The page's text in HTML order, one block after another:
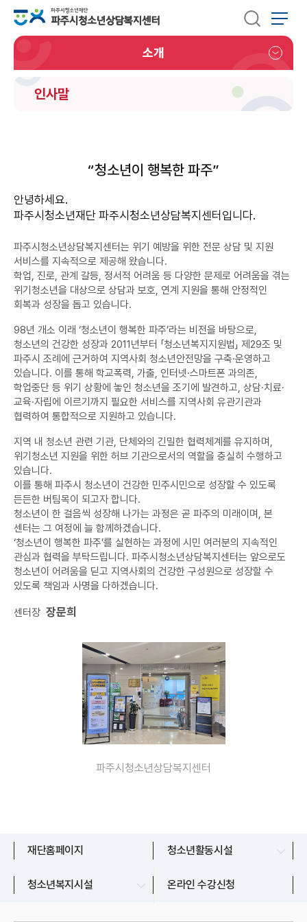
소개
인사말
“청소년이 행복한 파주”
안녕하세요.
파주시청소년재단 파주시청소년상담복지센터입니다.
파주시청소년상담복지센터는 위기 예방을 위한 전문 상담 및 지원
서비스를 지속적으로 제공해 왔습니다.
학업, 진로, 관계 갈등, 정서적 어려움 등 다양한 문제로 어려움을 겪는
위기청소년을 대상으로 상담과 보호, 연계 지원을 통해 안정적인
회복과 성장을 돕고 있습니다.
98년 개소 이래 ‘청소년이 행복한 파주’라는 비전을 바탕으로,
청소년의 건강한 성장과 2011년부터 「청소년복지지원법」 제29조 및
파주시 조례에 근거하여 지역사회 청소년안전망을 구축·운영하고
있습니다. 이를 통해 학교폭력, 가출, 인터넷·스마트폰 과의존,
학업중단 등 위기 상황에 놓인 청소년을 조기에 발견하고, 상담·치료·
교육·자립에 이르기까지 필요한 서비스를 지역사회 유관기관과
협력하여 통합적으로 지원하고 있습니다.
지역 내 청소년 관련 기관, 단체와의 긴밀한 협력체계를 유지하며,
위기청소년 지원을 위한 허브 기관으로서의 역할을 충실히 수행하고
있습니다.
이를 통해 파주시 청소년이 건강한 민주시민으로 성장할 수 있도록
든든한 버팀목이 되고자 합니다.
청소년이 한 걸음씩 성장해 나가는 과정은 곧 파주의 미래이며, 본
센터는 그 여정에 늘 함께하겠습니다.
‘청소년이 행복한 파주’를 실현하는 과정에 시민 여러분의 지속적인
관심과 협력을 부탁드립니다. 파주시청소년상담복지센터는 앞으로도
청소년이 어려움을 딛고 지역사회의 건강한 구성원으로 성장할 수
있도록 책임과 사명을 다하겠습니다.
센터장 장문희
파주시청소년상담복지센터
재단홈페이지 청소년활동시설
문산청소년센터
운정청소년센터
청소년복지시설
파주시청소년상담복지센터 온라인 수강신청